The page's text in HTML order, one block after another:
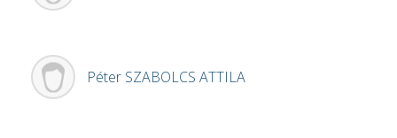
Péter SZABOLCS ATTILA